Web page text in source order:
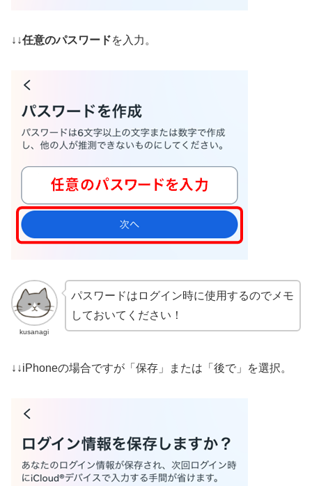
↓↓任意のパスワードを入力。
kusanagi
パスワードはログイン時に使用するのでメモ
しておいてください！
↓↓iPhoneの場合ですが「保存」または「後で」を選択。